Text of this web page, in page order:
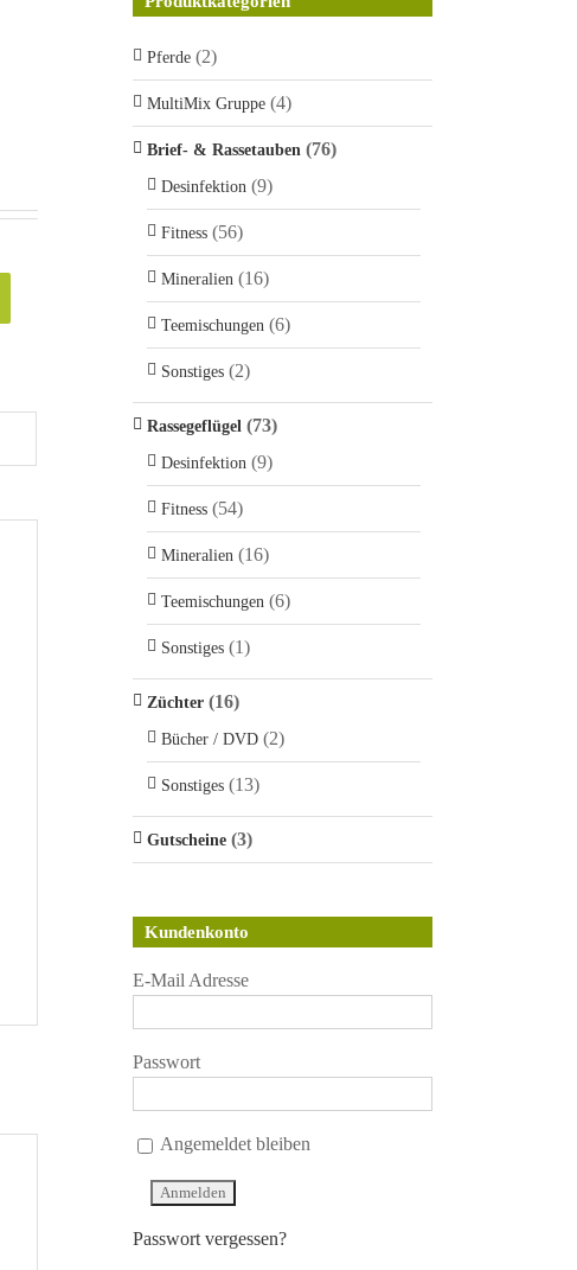
Pferde (2)
MultiMix Gruppe (4)
Brief- & Rassetauben (76)
Desinfektion (9)
Fitness (56)
Mineralien (16)
Teemischungen (6)
Sonstiges (2)
Rassegeflügel (73)
Desinfektion (9)
Fitness (54)
Mineralien (16)
Teemischungen (6)
Sonstiges (1)
Züchter (16)
Bücher / DVD (2)
Sonstiges (13)
Gutscheine (3)
Kundenkonto
E-Mail Adresse
Passwort
Angemeldet bleiben
Passwort vergessen?